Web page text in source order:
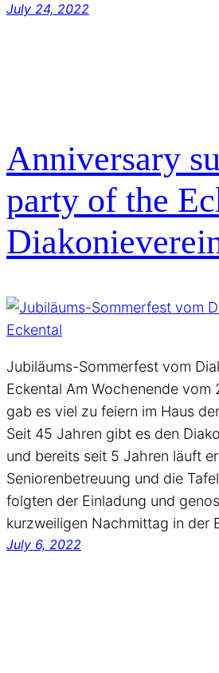
July 24, 2022
Anniversary
party of the
Jubiläums-Sommerfest vom
Eckental Am Wochenende vom
gab es viel zu feiern im Haus
Seit 45 Jahren gibt es den
und bereits seit 5 Jahren läuft
Seniorenbetreuung und die
folgten der Einladung und
kurzweiligen Nachmittag in der
July 6, 2022